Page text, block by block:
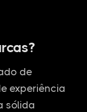
de
experiência
sólida